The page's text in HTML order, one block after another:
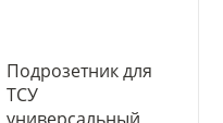
Подрозетник для
ТСУ